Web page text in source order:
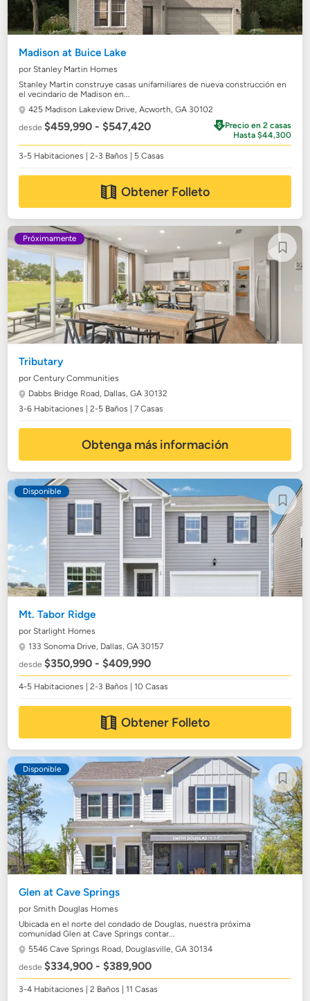
Madison at Buice Lake
por Stanley Martin Homes
Stanley Martin construye casas unifamiliares de nueva construcción en
el vecindario de Madison en...
425 Madison Lakeview Drive,Acworth, GA 30102
desde$459,990 - $547,420
Precio en 2 casas
Hasta $44,300
3-5 Habitaciones | 2-3 Baños | 5 Casas
Obtener Folleto
Próximamente
Tributary
por Century Communities
Dabbs Bridge Road, Dallas, GA 30132
3-6 Habitaciones | 2-5 Baños | 7 Casas
Obtenga más información
Disponible
Mt. Tabor Ridge
por Starlight Homes
133 Sonoma Drive, Dallas, GA 30157
desde$350,990 - $409,990
4-5 Habitaciones | 2-3 Baños | 10 Casas
Obtener Folleto
Disponible
Glen at Cave Springs
por Smith Douglas Homes
Ubicada en el norte del condado de Douglas, nuestra próxima
comunidad Glen at Cave Springs contar...
5546 Cave Springs Road, Douglasville, GA 30134
desde$334,900 - $389,900
3-4 Habitaciones | 2 Baños | 11 Casas